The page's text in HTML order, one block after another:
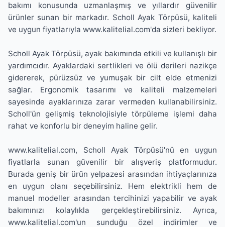
bakımı konusunda uzmanlaşmış ve yıllardır güvenilir
ürünler sunan bir markadır. Scholl Ayak Törpüsü, kaliteli
ve uygun fiyatlarıyla www.kalitelial.com'da sizleri bekliyor.
Scholl Ayak Törpüsü, ayak bakımında etkili ve kullanışlı bir
yardımcıdır. Ayaklardaki sertlikleri ve ölü derileri nazikçe
gidererek, pürüzsüz ve yumuşak bir cilt elde etmenizi
sağlar. Ergonomik tasarımı ve kaliteli malzemeleri
sayesinde ayaklarınıza zarar vermeden kullanabilirsiniz.
Scholl'ün gelişmiş teknolojisiyle törpüleme işlemi daha
rahat ve konforlu bir deneyim haline gelir.
www.kalitelial.com, Scholl Ayak Törpüsü'nü en uygun
fiyatlarla sunan güvenilir bir alışveriş platformudur.
Burada geniş bir ürün yelpazesi arasından ihtiyaçlarınıza
en uygun olanı seçebilirsiniz. Hem elektrikli hem de
manuel modeller arasından tercihinizi yapabilir ve ayak
bakımınızı kolaylıkla gerçekleştirebilirsiniz. Ayrıca,
www.kalitelial.com'un sunduğu özel indirimler ve